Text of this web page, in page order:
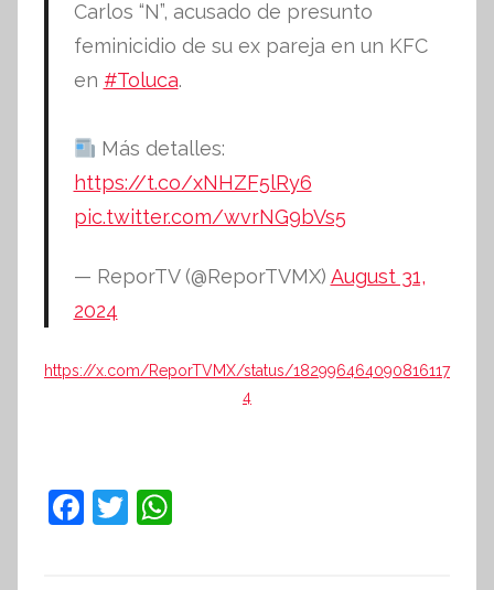
Carlos “N”, acusado de presunto
feminicidio de su ex pareja en un KFC
en #Toluca.
Más detalles:
https://t.co/xNHZF5lRy6
pic.twitter.com/wvrNG9bVs5
— ReporTV (@ReporTVMX) August 31,
2024
https://x.com/ReporTVMX/status/182996464090816117
4
F
T